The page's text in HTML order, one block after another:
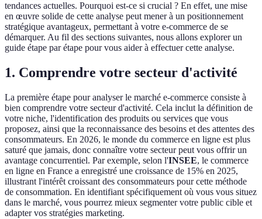
tendances actuelles. Pourquoi est-ce si crucial ? En effet, une mise
en œuvre solide de cette analyse peut mener à un positionnement
stratégique avantageux, permettant à votre e-commerce de se
démarquer. Au fil des sections suivantes, nous allons explorer un
guide étape par étape pour vous aider à effectuer cette analyse.
1. Comprendre votre secteur d'activité
La première étape pour analyser le marché e-commerce consiste à
bien comprendre votre secteur d'activité. Cela inclut la définition de
votre niche, l'identification des produits ou services que vous
proposez, ainsi que la reconnaissance des besoins et des attentes des
consommateurs. En 2026, le monde du commerce en ligne est plus
saturé que jamais, donc connaître votre secteur peut vous offrir un
avantage concurrentiel. Par exemple, selon l'INSEE, le commerce
en ligne en France a enregistré une croissance de 15% en 2025,
illustrant l'intérêt croissant des consommateurs pour cette méthode
de consommation. En identifiant spécifiquement où vous vous situez
dans le marché, vous pourrez mieux segmenter votre public cible et
adapter vos stratégies marketing.